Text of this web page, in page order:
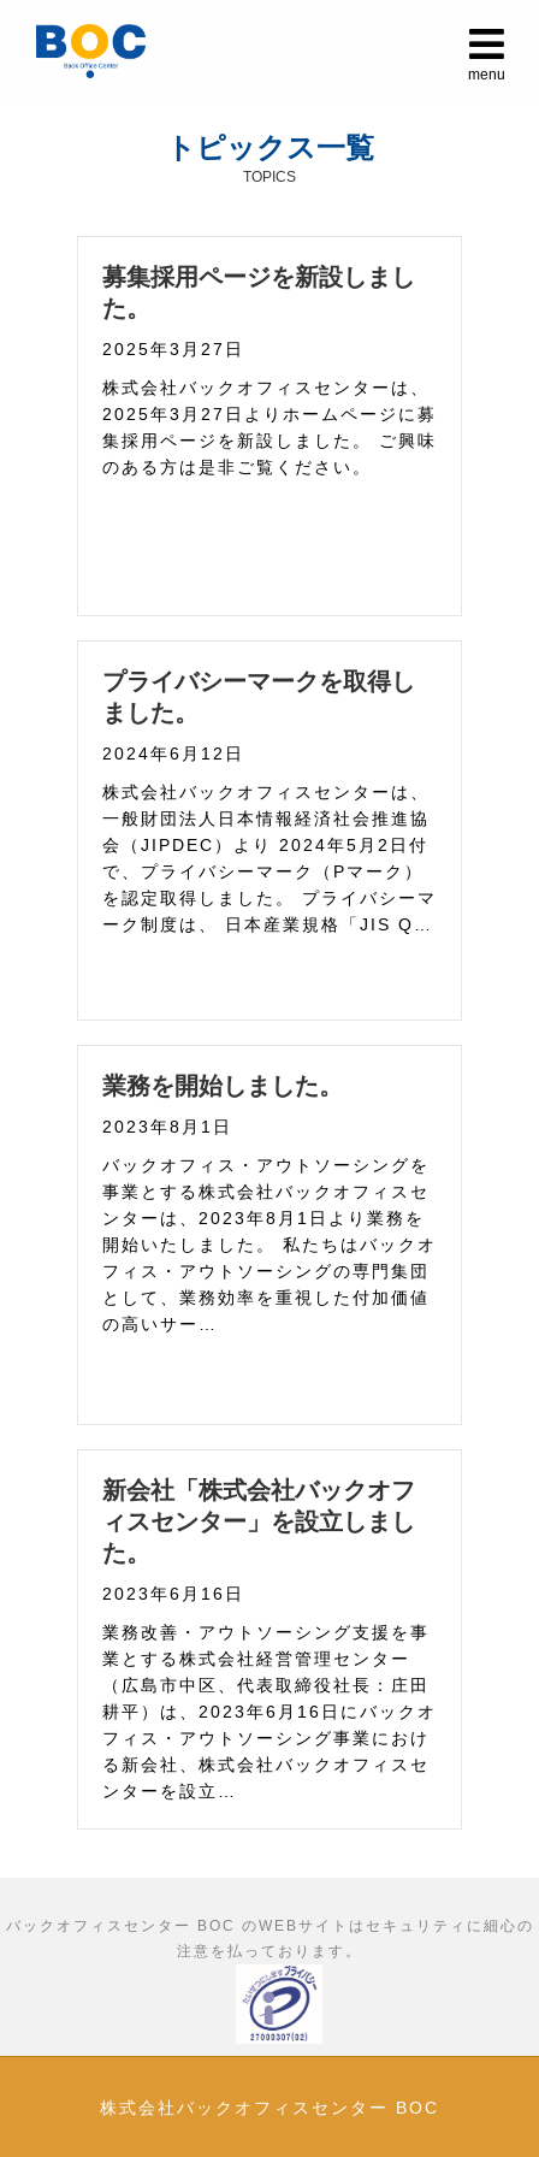
メ
menu
トピックス一覧
TOPICS
募集採用ページを新設しまし
た。
2025年3月27日
株式会社バックオフィスセンターは、
2025年3月27日よりホームページに募
集採用ページを新設しました。 ご興味
のある方は是非ご覧ください。
プライバシーマークを取得し
ました。
2024年6月12日
株式会社バックオフィスセンターは、
一般財団法人日本情報経済社会推進協
会（JIPDEC）より 2024年5月2日付
で、プライバシーマーク（Pマーク）
を認定取得しました。 プライバシーマ
ーク制度は、 日本産業規格「JIS Q…
業務を開始しました。
2023年8月1日
バックオフィス・アウトソーシングを
事業とする株式会社バックオフィスセ
ンターは、2023年8月1日より業務を
開始いたしました。 私たちはバックオ
フィス・アウトソーシングの専門集団
として、業務効率を重視した付加価値
の高いサー…
新会社「株式会社バックオフ
ィスセンター」を設立しまし
た。
2023年6月16日
業務改善・アウトソーシング支援を事
業とする株式会社経営管理センター
（広島市中区、代表取締役社長：庄田
耕平）は、2023年6月16日にバックオ
フィス・アウトソーシング事業におけ
る新会社、株式会社バックオフィスセ
ンターを設立…
バックオフィスセンター BOC のWEBサイトはセキュリティに細心の
注意を払っております。
株式会社バックオフィスセンター BOC